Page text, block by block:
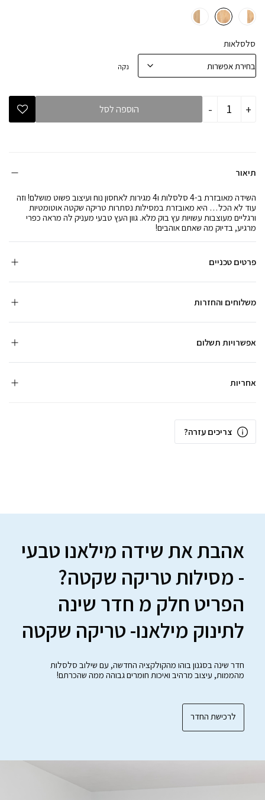
סלסלאות
נקה
-
כמות
שידה
+ הוספה לסל
תיאור
השידה מאובזרת ב-4 סלסלות ו4 מגירות לאחסון נוח ועיצוב פשוט מושלם! וזה
עוד לא הכל… היא מאובזרת במסילות נסתרות טריקה שקטה אוטומטיות
ורגליים מעוצבות עשויות עץ בוק מלא. גוון העץ טבעי מעניק לה מראה כפרי
מרגיע, בדיוק מה שאתם אוהבים!
פרטים טכניים
משלוחים והחזרות
אפשרויות תשלום
אחריות
צריכים עזרה?
אהבת את שידה מילאנו טבעי
- מסילות טריקה שקטה?
הפריט חלק מ חדר שינה
לתינוק מילאנו- טריקה שקטה
חדר שינה בסגנון בוהו מהקולקציה החדשה, עם שילוב סלסלות
מהממות, עיצוב מרהיב ואיכות חומרים גבוהה ממה שהכרתם!
לרכישת החדר